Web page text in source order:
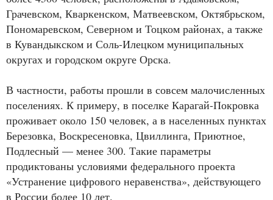
Грачевском, Кваркенском, Матвеевском, Октябрьском,
Пономаревском, Северном и Тоцком районах, а также
в Кувандыкском и Соль-Илецком муниципальных
округах и городском округе Орска.
В частности, работы прошли в совсем малочисленных
поселениях. К примеру, в поселке Карагай-Покровка
проживает около 150 человек, а в населенных пунктах
Березовка, Воскресеновка, Цвиллинга, Приютное,
Подлесный — менее 300. Такие параметры
продиктованы условиями федерального проекта
«Устранение цифрового неравенства», действующего
в России более 10 лет.